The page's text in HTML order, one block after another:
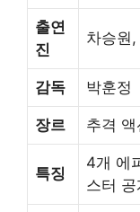
출연
진
차승원
감독 박훈정
장르 추격 액
특징
4개 에
스터 공